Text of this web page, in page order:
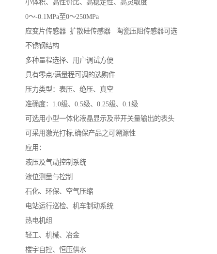
小体积、高性价比、高稳定性、高灵敏度
0～-0.1MPa至0～250MPa
应变片传感器 扩散硅传感器 陶瓷压阻传感器可选
不锈钢结构
多种量程选择、用户调试方便
具有零点/满量程可调的选购件
压力类型：表压、绝压、真空
准确度：1.0级、0.5级、0.25级、0.1级
可选用小型一体化液晶显示及带开关量输出的表头
可采用激光打标,确保产品之可溯源性
应用：
液压及气动控制系统
液位测量与控制
石化、环保、空气压缩
电站运行巡检、机车制动系统
热电机组
轻工、机械、冶金
楼宇自控、恒压供水